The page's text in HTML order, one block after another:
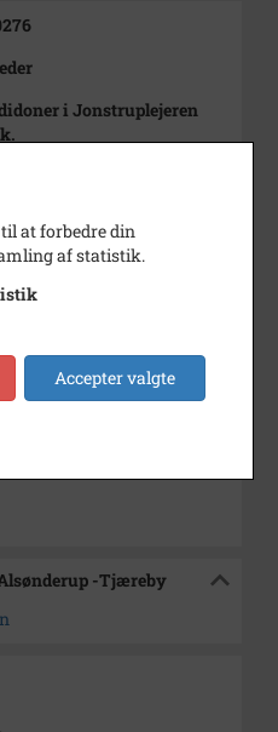
i Jonstruplejeren
63
Rubæk Hansen
Sogn (1000-2050)
-Tjæreby
at forbedre din
af statistik.
Accepter valgte